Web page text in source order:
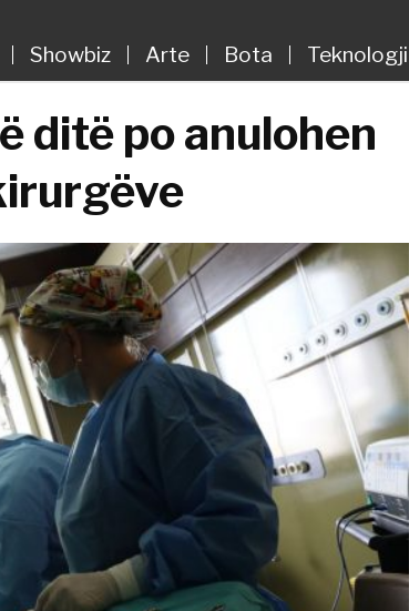
Showbiz Arte Bota Teknologji
ditë po anulohen